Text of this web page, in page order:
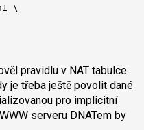
\
pravidlu v NAT tabulce
je třeba ještě povolit dané
pro implicitní
serveru DNATem by